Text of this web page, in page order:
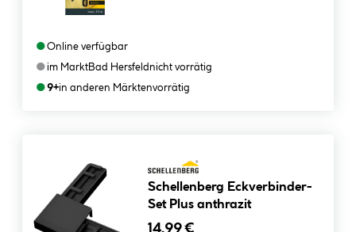
●Online verfügbar
●im MarktBad Hersfeldnicht vorrätig
●9+in anderen Märktenvorrätig
Schellenberg Eckverbinder-
Set Plus anthrazit
14.99 €